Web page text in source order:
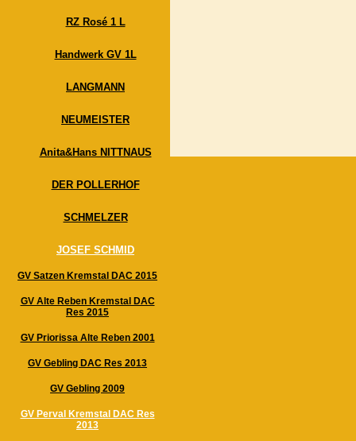
RZ Rosé 1 L
Handwerk GV 1L
LANGMANN
NEUMEISTER
Anita&Hans NITTNAUS
DER POLLERHOF
SCHMELZER
JOSEF SCHMID
GV Satzen Kremstal DAC 2015
GV Alte Reben Kremstal DAC
Res 2015
GV Priorissa Alte Reben 2001
GV Gebling DAC Res 2013
GV Gebling 2009
GV Perval Kremstal DAC Res
2013